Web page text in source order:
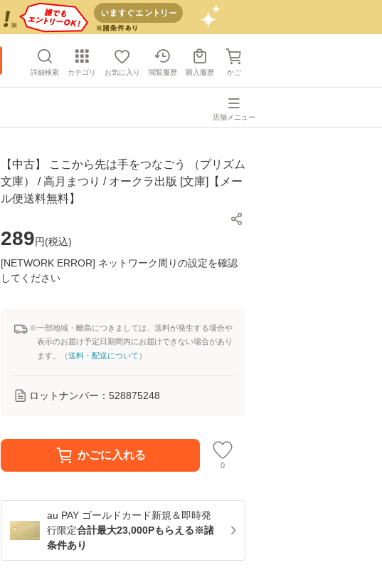
詳細検索 カテゴリ お気に入り 閲覧履歴 購入履歴 かご
店舗メニュー
【中古】 ここから先は手をつなごう （プリズム
文庫） / 高月まつり / オークラ出版 [文庫]【メー
ル便送料無料】
289円(税込)
[NETWORK ERROR] ネットワーク周りの設定を確認
してください
※一部地域・離島につきましては、送料が発生する場合や
表示のお届け予定日期間内にお届けできない場合があり
ます。（送料・配送について ）
ロットナンバー： 528875248
かごに入れる
0
au PAY ゴールドカード新規＆即時発
行限定合計最大23,000Pもらえる※諸
条件あり